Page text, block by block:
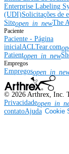
Enterprise Labeling
(UDI)Solicitações de
Siteopen_in_newThe
Paciente
Paciente - Página
inicialACLTear.com
Patientopen_in_new
Empregos
Empregos
© 2026 Arthrex, Inc.
Privacidade
contatoAjuda Cookie